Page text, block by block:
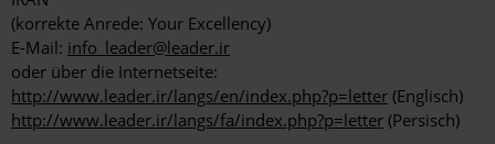
(korrekte Anrede: Your Excellency)
E-Mail: info_leader@leader.ir
oder über die Internetseite:
http://www.leader.ir/langs/en/index.php?p=letter (Englisch)
http://www.leader.ir/langs/fa/index.php?p=letter (Persisch)